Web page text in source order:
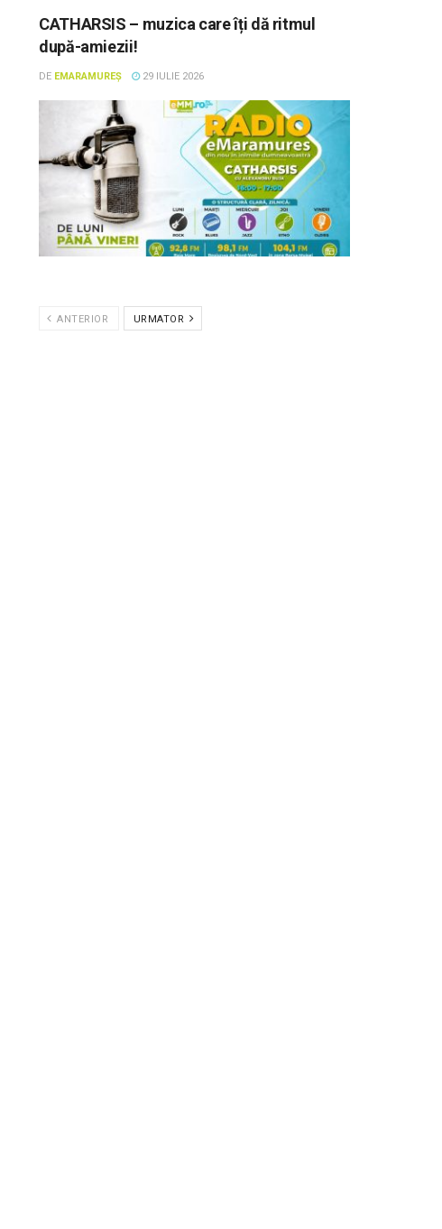
CATHARSIS – muzica care îți dă ritmul
după-amiezii!
DE EMARAMUREȘ 29 IULIE 2026
ANTERIOR URMATOR